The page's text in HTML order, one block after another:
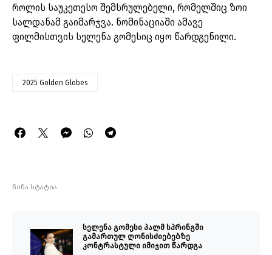
როლის საუკეთესო შემსრულებელი, რომელშიც ზოი
სალდანამ გაიმარჯვა. ნომინაციაში ამავე
ფილმისთვის სელენა გომესიც იყო წარდგენილი.
2025 Golden Globes
წინა სტატია
სელენა გომესი პალმ სპრინგში
გამართულ ღონისძიებებზე
კონტრასტული იმიჯით წარდგა